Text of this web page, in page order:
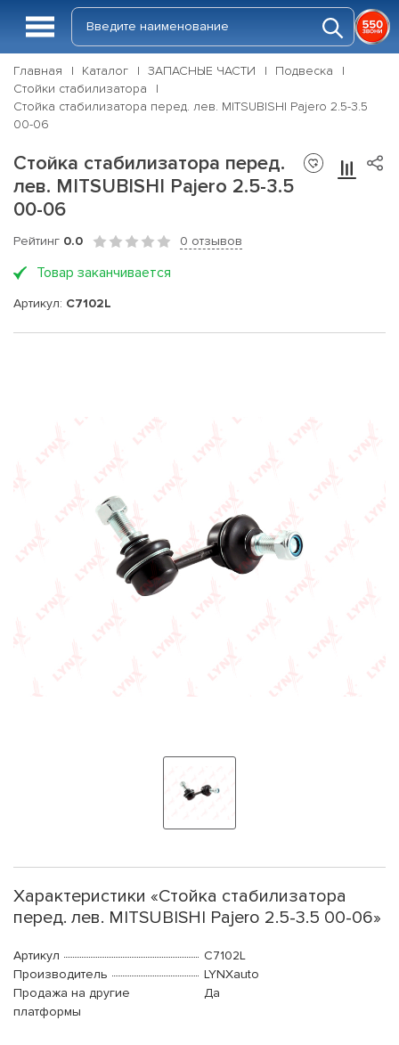
Главная Каталог ЗАПАСНЫЕ ЧАСТИ
Подвеска
Стойки стабилизатора
Стойка стабилизатора перед. лев. MITSUBISHI Pajero 2.5-3.5
00-06
Стойка стабилизатора перед.
лев. MITSUBISHI Pajero 2.5-3.5
00-06
Рейтинг 0.0 0 отзывов
Товар заканчивается
Артикул: C7102L
Характеристики «Стойка стабилизатора
перед. лев. MITSUBISHI Pajero 2.5-3.5 00-06»
Артикул
C7102L
Производитель
LYNXauto
Продажа на другие
платформы
Да